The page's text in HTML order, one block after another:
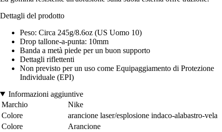
Dettagli del prodotto
Peso: Circa 245g/8.6oz (US Uomo 10)
Drop tallone-a-punta: 10mm
Banda a metà piede per un buon supporto
Dettagli riflettenti
Non previsto per un uso come Equipaggiamento di Protezione
Individuale (EPI)
Informazioni aggiuntive
Marchio
Nike
Colore
arancione laser/esplosione indaco-alabastro-vela
Colore
Arancione